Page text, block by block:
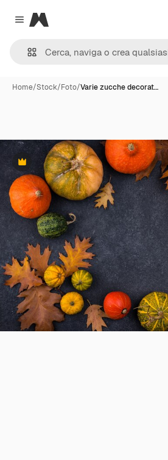
Close menu
Magnific
Home/Stock/Foto/Varie zucche decorat…
Premium